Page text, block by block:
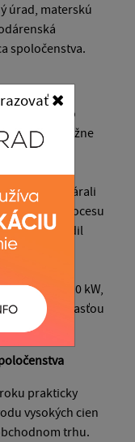
úrad, materskú
spoločenstva.
spoločenstvo
trval približne
o novú
obec pri
sa zhovárali
začiatku procesu
Posúdil
členov
výstavby
výkonom 10 kW,
školy. Súčasťou
5 kWh.
prakticky
vysokých cien
trhu.